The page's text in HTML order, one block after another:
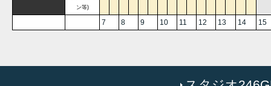
ン等)
7 8 9 10 11 12 13 14 15